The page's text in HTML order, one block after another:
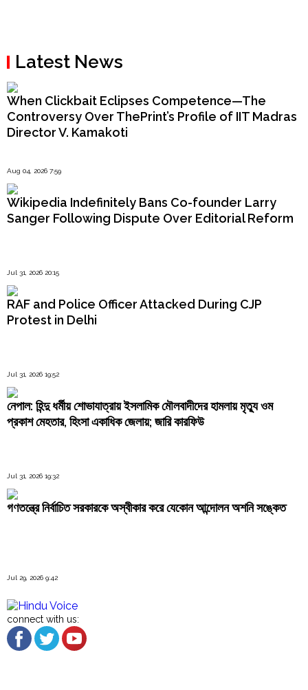
Latest News
When Clickbait Eclipses Competence—The
Controversy Over ThePrint’s Profile of IIT Madras
Director V. Kamakoti
Aug 04, 2026 7:59
Wikipedia Indefinitely Bans Co-founder Larry
Sanger Following Dispute Over Editorial Reform
Jul 31, 2026 20:15
RAF and Police Officer Attacked During CJP
Protest in Delhi
Jul 31, 2026 19:52
নেপাল: হিন্দু ধর্মীয় শোভাযাত্রায় ইসলামিক মৌলবাদীদের হামলায় মৃত্যু ওম
প্রকাশ মেহতার, হিংসা একাধিক জেলায়; জারি কারফিউ
Jul 31, 2026 19:32
গণতন্ত্রে নির্বাচিত সরকারকে অস্বীকার করে যেকোন আন্দোলন অশনি সঙ্কেত
Jul 29, 2026 9:42
connect with us: